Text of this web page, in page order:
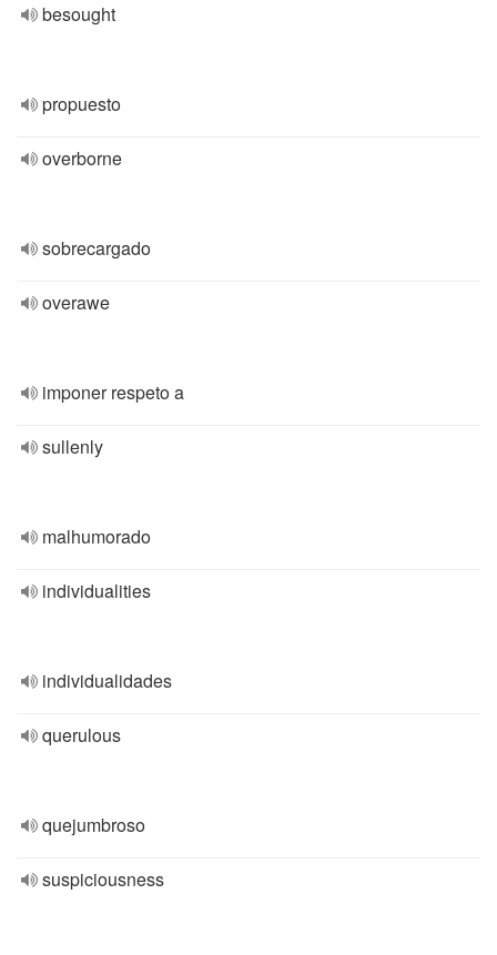
besought
propuesto
overborne
sobrecargado
overawe
imponer respeto a
sullenly
malhumorado
individualities
individualidades
querulous
quejumbroso
suspiciousness